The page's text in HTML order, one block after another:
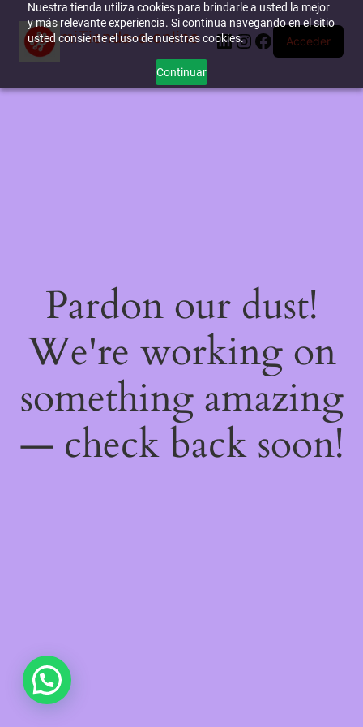
Nuestra tienda utiliza cookies para brindarle a usted la mejor
y más relevante experiencia. Si continua navegando en el sitio
usted consiente el uso de nuestras cookies.
Continuar
miTienda-e.online LinkedIn
Instagram
Facebook
Acceder
Pardon our dust!
We're working on
something amazing
— check back soon!